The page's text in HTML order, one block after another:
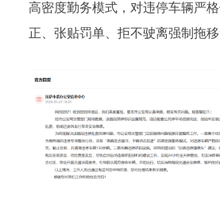
高密度勤务模式，对违停车辆严
正、张贴罚单、拒不驶离强制拖移